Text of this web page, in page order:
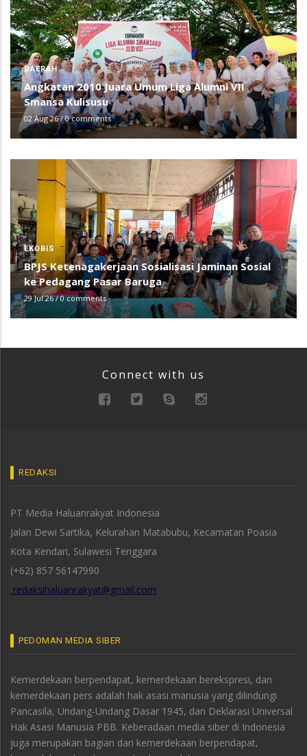
DAERAH
Angkatan 2010 Juara Umum Liga Alumni VII
Smansa Kulisusu
02 Aug 26/0 comments
EKOBIS
BPJS Ketenagakerjaan Sosialisasi Jaminan Sosial
ke Pedagang Pasar Baruga
29 Jul 26/0 comments
Connect with us
REDAKSI
PT Media Haluanrakyat Indonesia
Jalan Dewi Sartika, Kelurahan Matabubu, Kecamatan Poasia
Kota Kendari, Sulawesi Tenggara
(+62) 857 56147990
redaksihaluanrakyat@gmail.com
PEDOMAN MEDIA SIBER
Kemerdekaan berpendapat, kemerdekaan berekspresi, dan
kemerdekaan pers adalah hak asasi manusia yang dilindungi
Pancasila, Undang-Undang Dasar 1945, dan Deklarasi Universal
Hak Asasi Manusia PBB. Keberadaan media siber di Indonesia
juga merupakan bagian dari kemerdekaan berpendapat,